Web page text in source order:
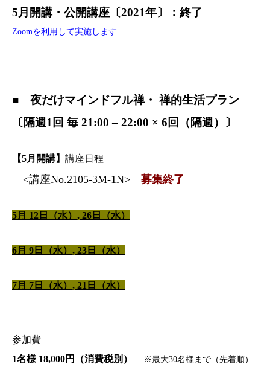
5月開講・公開講座〔2021年〕：終了
Zoomを利用して実施します.
■ 夜だけマインドフル禅・ 禅的生活プラン
〔隔週1回 毎 21:00 – 22:00 × 6回（隔週）〕
【5月開講】 講座日程
<講座No.2105-3M-1N> 募集終了
5月 12日（水）, 26日（水）
6月 9日（水）, 23日（水）
7月 7日（水）, 21日（水）
参加費
1名様 18,000円（消費税別）
※最大30名様まで（先着順）